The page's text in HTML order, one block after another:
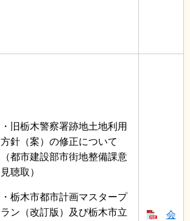
・旧栃木警察署跡地土地利用
方針（案）の修正について
（都市建設部市街地整備課意
見聴取）
・栃木市都市計画マスタープ
ラン（改訂版）及び栃木市立
会